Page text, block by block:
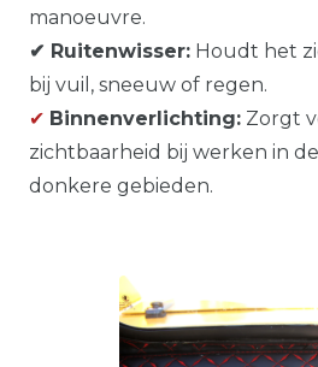
manoeuvre.
✔ Ruitenwisser: Houdt het
bij vuil, sneeuw of regen.
✔ Binnenverlichting: Zorgt
zichtbaarheid bij werken in
donkere gebieden.